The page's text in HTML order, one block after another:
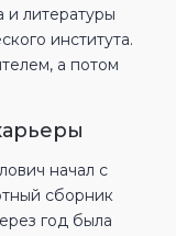
и литературы
института.
а потом
начал с
сборник
год была